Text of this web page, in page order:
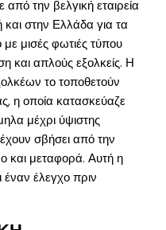
την βελγική εταιρεία
στην Ελλάδα για τα
με μισές φωτιές τύπου
και απλούς εξολκείς. Η
το τοποθετούν
η οποία κατασκεύαζε
μέχρι ύψιστης
σβήσει από την
και μεταφορά. Αυτή η
έναν έλεγχο πριν